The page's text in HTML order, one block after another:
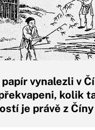
vynalezli v
kolik
je právě z Číny